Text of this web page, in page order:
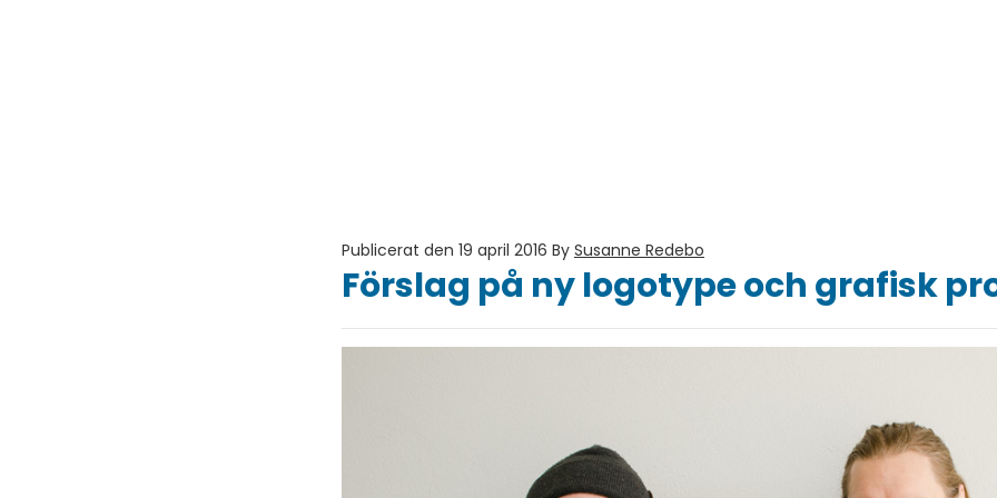
Publicerat den 19 april 2016 By Susanne Redebo
Förslag på ny logotype och grafisk